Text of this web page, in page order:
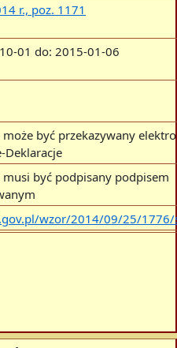
r., poz. 1171
01 do: 2015-01-06
być przekazywany
Deklaracje
być podpisany podpisem
wzor/2014/09/25/1776/